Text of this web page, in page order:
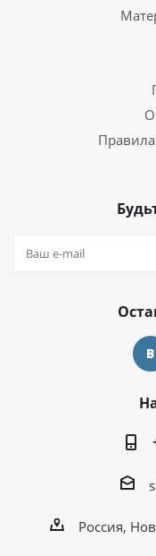
Россия,